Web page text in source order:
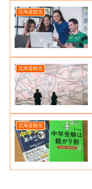
北海道観光
北海道観光
北海道観光